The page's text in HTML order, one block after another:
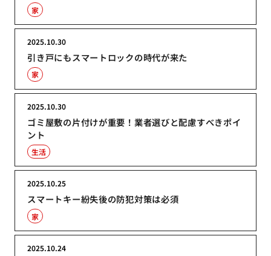
家
引き戸にもスマートロックの時代が来た
2025.10.30
家
ゴミ屋敷の片付けが重要！業者選びと配慮すべきポイ
ント
2025.10.30
生活
スマートキー紛失後の防犯対策は必須
2025.10.25
家
2025.10.24